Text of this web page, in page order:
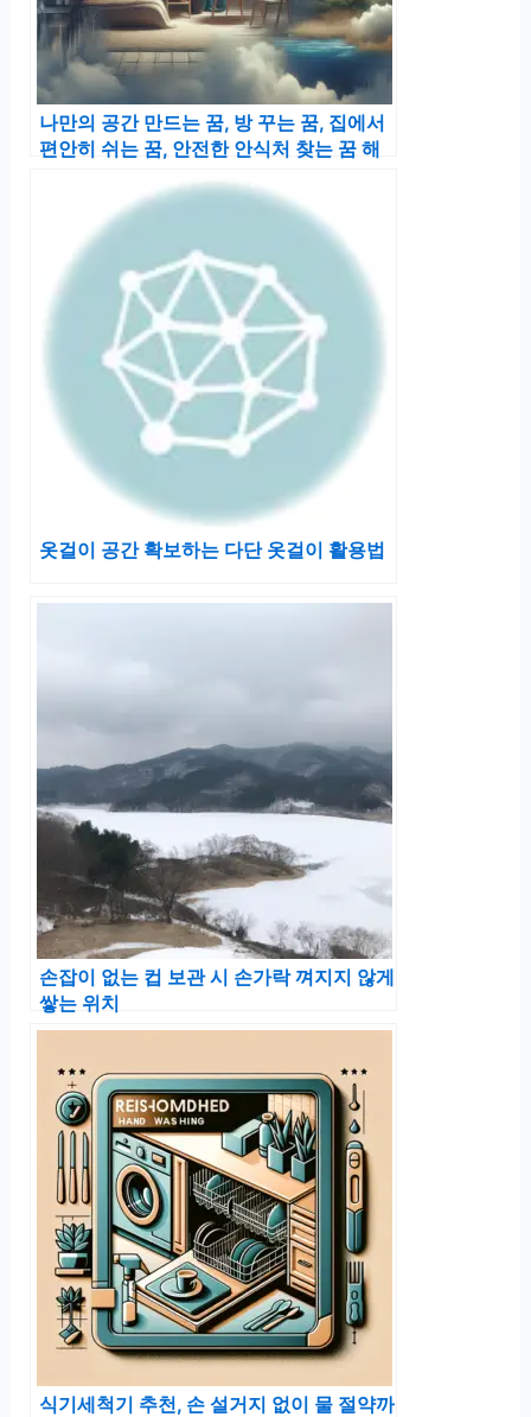
나만의 공간 만드는 꿈, 방 꾸는 꿈, 집에서
편안히 쉬는 꿈, 안전한 안식처 찾는 꿈 해
옷걸이 공간 확보하는 다단 옷걸이 활용법
손잡이 없는 컵 보관 시 손가락 껴지지 않게
쌓는 위치
식기세척기 추천, 손 설거지 없이 물 절약까